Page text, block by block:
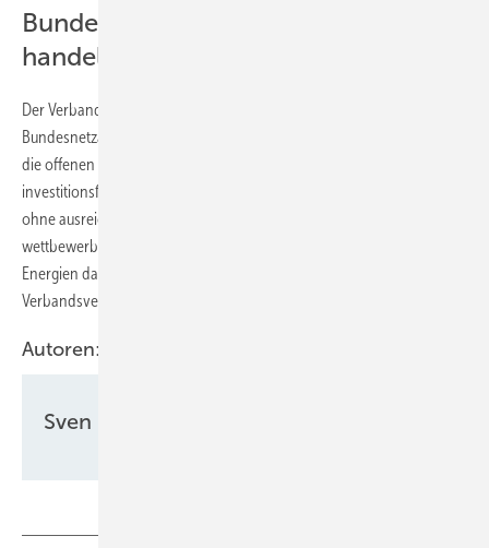
Bundesregierung muss endlich
handeln
Der Verband appelliert an Bundesregierung, Bundestag und
Bundesnetzagentur, die zweite Jahreshälfte konsequent zu nutzen, um
die offenen Verfahren abzuschließen und einen verlässlichen,
investitionsfreundlichen Rahmen für Speicher zu schaffen. „Denn
ohne ausreichend Flexibilität lassen sich Versorgungssicherheit,
wettbewerbsfähige Strompreise und die Integration erneuerbarer
Energien dauerhaft nicht gewährleisten“, warnen die
Verbandsvertreter.
Autoren:
Sven Ullrich